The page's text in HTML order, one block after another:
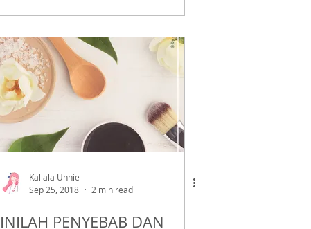
Kallala Unnie
Sep 25, 2018
2 min read
INILAH PENYEBAB DAN